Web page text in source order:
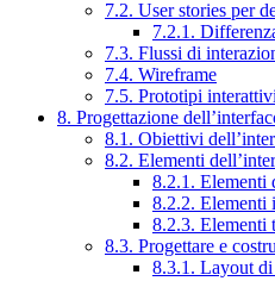
7.2. User stories per
7.2.1.
7.3. Flussi di
7.4. Wireframe
7.5. Prototipi interattivi
8. Progettazione
8.1. Obiettivi
8.2. Elementi
8.2.1. Elementi
8.2.2. Elementi
8.2.3. Elementi
8.3. Progettare e
8.3.1. Layout di